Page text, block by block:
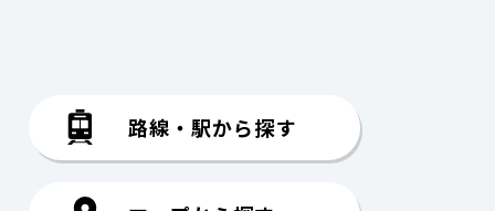
路線・駅から探す